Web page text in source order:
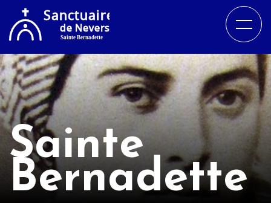
Sainte
Bernadette